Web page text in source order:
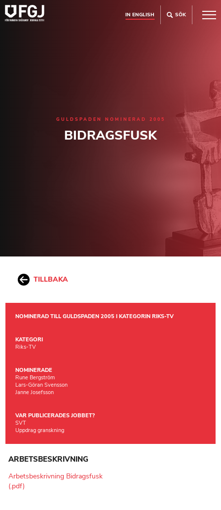
IN ENGLISH SÖK
GULDSPADEN NOMINERAD 2005
BIDRAGSFUSK
TILLBAKA
NOMINERAD TILL GULDSPADEN 2005 I KATEGORIN RIKS-TV
KATEGORI
Riks-TV
NOMINERADE
Rune Bergström
Lars-Göran Svensson
Janne Josefsson
VAR PUBLICERADES JOBBET?
SVT
Uppdrag granskning
ARBETSBESKRIVNING
Arbetsbeskrivning Bidragsfusk
(.pdf)